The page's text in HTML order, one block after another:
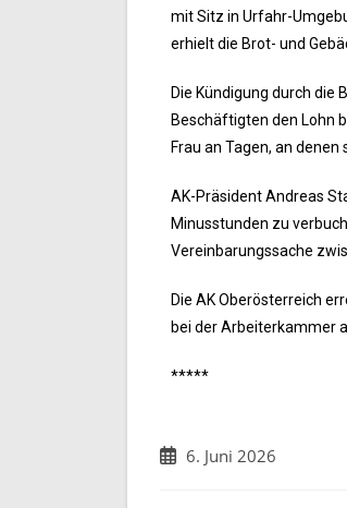
mit Sitz in Urfahr-
erhielt die Brot- und
Die Kündigung durch
Beschäftigten den Lohn
Frau an Tagen, an
AK-Präsident Andreas
Minusstunden zu
Vereinbarungssache
Die AK Oberösterreich
bei der Arbeiterkammer
*****
6. Juni 2026